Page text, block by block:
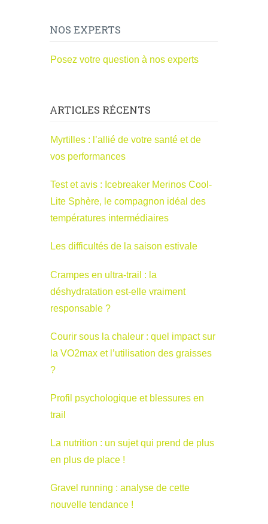
NOS EXPERTS
Posez votre question à nos experts
ARTICLES RÉCENTS
Myrtilles : l’allié de votre santé et de
vos performances
Test et avis : Icebreaker Merinos Cool-
Lite Sphère, le compagnon idéal des
températures intermédiaires
Les difficultés de la saison estivale
Crampes en ultra-trail : la
déshydratation est-elle vraiment
responsable ?
Courir sous la chaleur : quel impact sur
la VO2max et l’utilisation des graisses
?
Profil psychologique et blessures en
trail
La nutrition : un sujet qui prend de plus
en plus de place !
Gravel running : analyse de cette
nouvelle tendance !